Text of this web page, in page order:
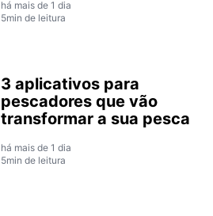
há mais de 1 dia
5min de leitura
3 aplicativos para
pescadores que vão
transformar a sua pesca
há mais de 1 dia
5min de leitura